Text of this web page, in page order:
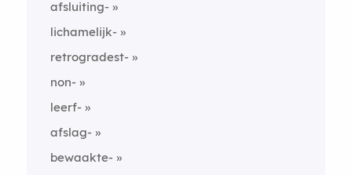
afsluiting-
lichamelijk-
retrogradest-
non-
leerf-
afslag-
bewaakte-